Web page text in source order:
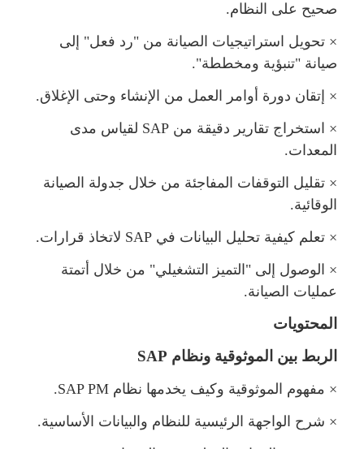
صحيح على النظام.
× تحويل استراتيجيات الصيانة من "رد فعل" إلى
صيانة "تنبؤية ومخططة".
× إتقان دورة أوامر العمل من الإنشاء وحتى الإغلاق.
× استخراج تقارير دقيقة من SAP قياس مدى
المعدات.
× تقليل التوقفات المفاجئة من خلال جدولة الصيانة
الوقائية.
× تعلم كيفية تحليل البيانات في SAP اتخاذ قرارات.
× الوصول إلى "التميز التشغيلي" من خلال أتمتة
عمليات الصيانة.
المحتويات
الربط بين الموثوقية ونظا SAP
× فهوم الموثوقية وكيف يخدمها نظا SAP PM
.
× شرح الواجهة الرئيسية للنظام والبيانات الأساسية.